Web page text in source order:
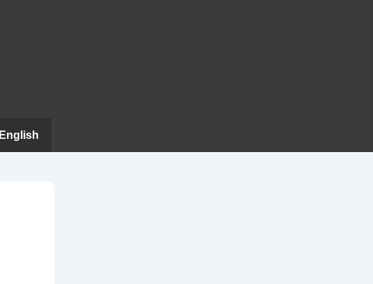
English